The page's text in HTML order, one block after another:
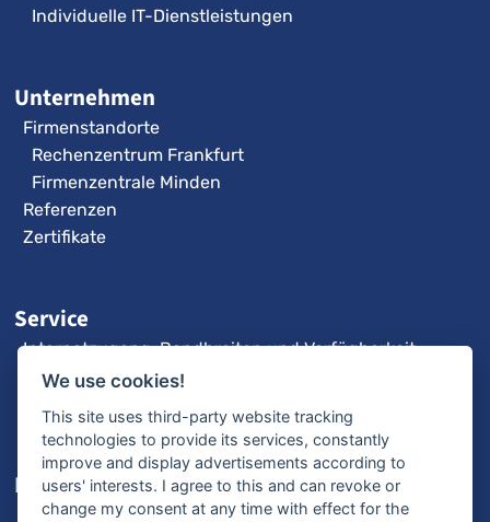
Individuelle IT-Dienstleistungen
Unternehmen
Firmenstandorte
Rechenzentrum Frankfurt
Firmenzentrale Minden
Referenzen
Zertifikate
Service
Internetzugang: Bandbreiten und Verfügbarkeit
3CX-Videoanleitungen
Karriere
Offene Stellen
We use cookies!
This site uses third-party website tracking
technologies to provide its services, constantly
improve and display advertisements according to
users' interests. I agree to this and can revoke or
change my consent at any time with effect for the